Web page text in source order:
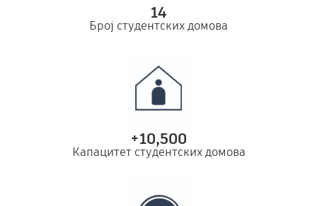
Број студентских домова
14
Капацитет студентских домова
+10,500